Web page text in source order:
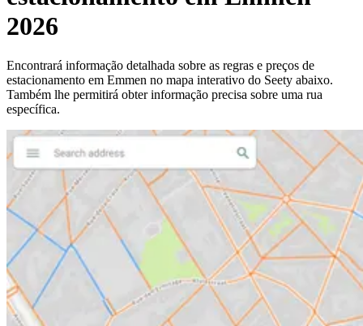
2026
Encontrará informação detalhada sobre as regras e preços de
estacionamento em Emmen no mapa interativo do Seety abaixo.
Também lhe permitirá obter informação precisa sobre uma rua
específica.